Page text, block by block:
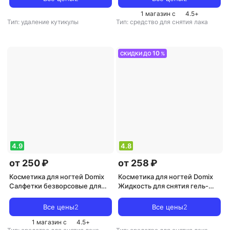
Тип: удаление кутикулы
мл
1 магазин с 4.5+
Тип: средство для снятия лака
4.9
от 250 ₽
Косметика для ногтей Domix
Салфетки безворсовые для
Все цены2
1 магазин с 4.5+
СКИДКИ ДО10 %
4.8
от 258 ₽
Косметика для ногтей Domix
Жидкость для снятия гель-
Все цены2